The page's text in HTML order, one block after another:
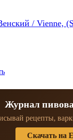
/ Vienne,
Журнал
рецепты,
Скачать на